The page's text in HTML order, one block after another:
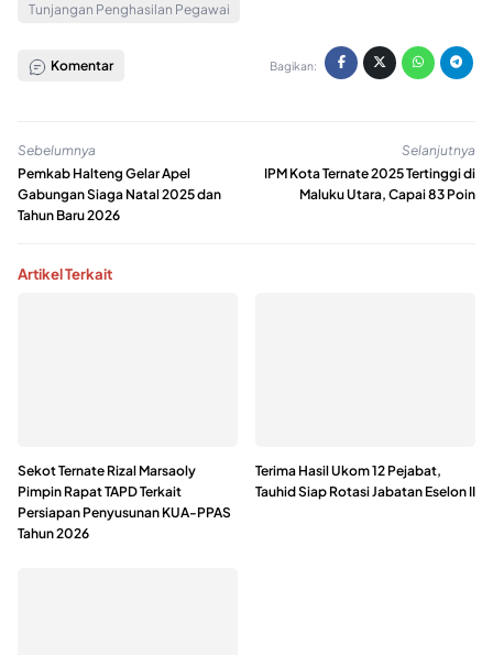
Tunjangan Penghasilan Pegawai
Komentar Bagikan:
Sebelumnya
Pemkab Halteng Gelar Apel
Gabungan Siaga Natal 2025 dan
Tahun Baru 2026
Selanjutnya
IPM Kota Ternate 2025 Tertinggi di
Maluku Utara, Capai 83 Poin
Artikel Terkait
Sekot Ternate Rizal Marsaoly
Pimpin Rapat TAPD Terkait
Persiapan Penyusunan KUA-PPAS
Tahun 2026
Terima Hasil Ukom 12 Pejabat,
Tauhid Siap Rotasi Jabatan Eselon II